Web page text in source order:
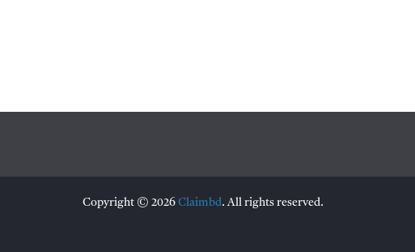
Copyright © 2026 Claimbd . All rights reserved.